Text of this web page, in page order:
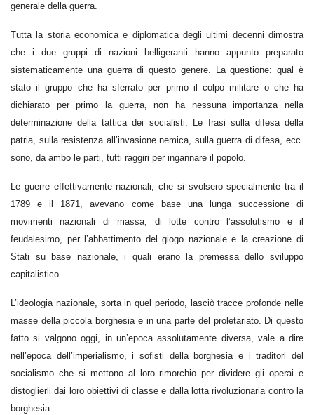
generale della guerra.
Tutta la storia economica e diplomatica degli ultimi decenni dimostra
che i due gruppi di nazioni belligeranti hanno appunto preparato
sistematicamente una guerra di questo genere. La questione: qual è
stato il gruppo che ha sferrato per primo il colpo militare o che ha
dichiarato per primo la guerra, non ha nessuna importanza nella
determinazione della tattica dei socialisti. Le frasi sulla difesa della
patria, sulla resistenza all’invasione nemica, sulla guerra di difesa, ecc.
sono, da ambo le parti, tutti raggiri per ingannare il popolo.
Le guerre effettivamente nazionali, che si svolsero specialmente tra il
1789 e il 1871, avevano come base una lunga successione di
movimenti nazionali di massa, di lotte contro l’assolutismo e il
feudalesimo, per l’abbattimento del giogo nazionale e la creazione di
Stati su base nazionale, i quali erano la premessa dello sviluppo
capitalistico.
L’ideologia nazionale, sorta in quel periodo, lasciò tracce profonde nelle
masse della piccola borghesia e in una parte del proletariato. Di questo
fatto si valgono oggi, in un’epoca assolutamente diversa, vale a dire
nell’epoca dell’imperialismo, i sofisti della borghesia e i traditori del
socialismo che si mettono al loro rimorchio per dividere gli operai e
distoglierli dai loro obiettivi di classe e dalla lotta rivoluzionaria contro la
borghesia.